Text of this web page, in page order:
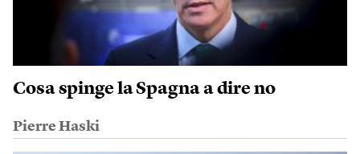
Cosa spinge la Spagna a dire no
Pierre Haski